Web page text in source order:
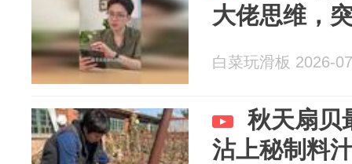
大佬思维，
白菜玩滑板 2026-
秋天扇贝
沾上秘制料